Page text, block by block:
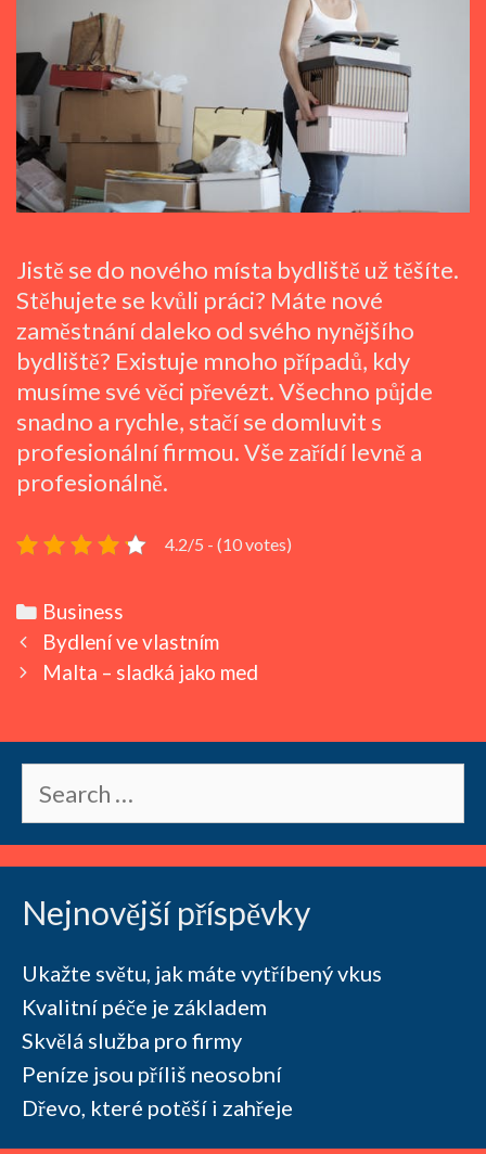
Jistě se do nového místa bydliště už těšíte.
Stěhujete se kvůli práci? Máte nové
zaměstnání daleko od svého nynějšího
bydliště? Existuje mnoho případů, kdy
musíme své věci převézt. Všechno půjde
snadno a rychle, stačí se domluvit s
profesionální firmou. Vše zařídí levně a
profesionálně.
4.2/5 - (10 votes)
Categories
Business
Post
navigation
Bydlení ve vlastním
Malta – sladká jako med
for:
Nejnovější příspěvky
Ukažte světu, jak máte vytříbený vkus
Kvalitní péče je základem
Skvělá služba pro firmy
Peníze jsou příliš neosobní
Dřevo, které potěší i zahřeje